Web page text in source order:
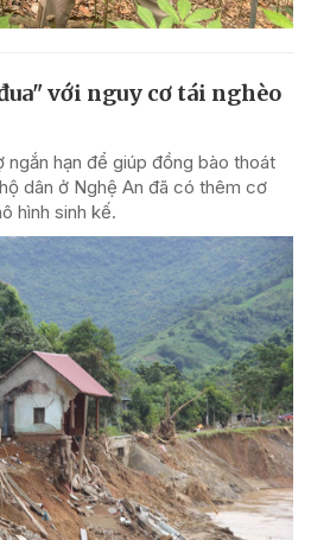
với nguy cơ tái nghèo
ngắn hạn để giúp đồng bào thoát
dân ở Nghệ An đã có thêm cơ
hình sinh kế.